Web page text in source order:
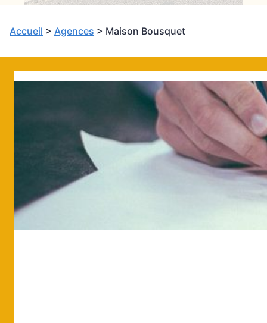
Accueil > Agences > Maison Bousquet